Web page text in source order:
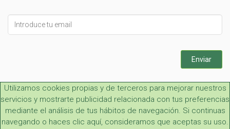
this
field
Enviar
Utilizamos cookies propias y de terceros para mejorar nuestros
servicios y mostrarte publicidad relacionada con tus preferencias
mediante el análisis de tus hábitos de navegación. Si continuas
navegando o haces clic aquí, consideramos que aceptas su uso.